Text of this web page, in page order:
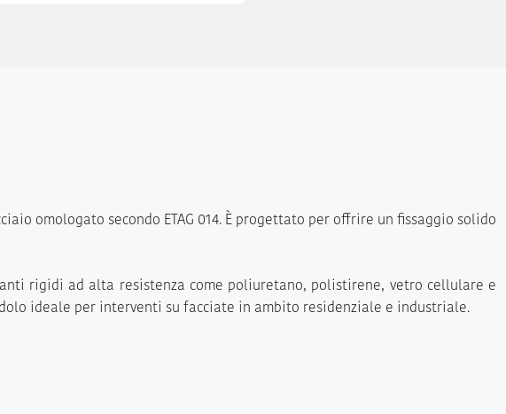
omologato secondo ETAG 014. È progettato per offrire un fissaggio solido
rigidi ad alta resistenza come poliuretano, polistirene, vetro cellulare e
ideale per interventi su facciate in ambito residenziale e industriale.